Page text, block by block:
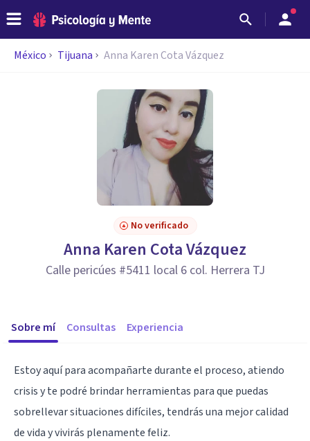
México Tijuana Anna Karen Cota Vázquez
No verificado
Anna Karen Cota Vázquez
Calle pericúes #5411 local 6 col. Herrera TJ
Sobre mí Consultas Experiencia
Estoy aquí para acompañarte durante el proceso, atiendo
crisis y te podré brindar herramientas para que puedas
sobrellevar situaciones difíciles, tendrás una mejor calidad
de vida y vivirás plenamente feliz.